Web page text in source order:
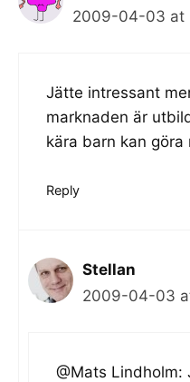
2009-04-03 at
Jätte intressant
marknaden är
kära barn kan göra
Reply
Stellan
2009-04-03
@Mats Lindholm: